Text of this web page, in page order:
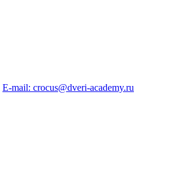
E-mail: crocus@dveri-academy.ru